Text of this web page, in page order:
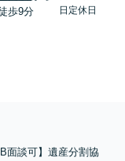
歩9分
日定休日
面談可】遺産分割協